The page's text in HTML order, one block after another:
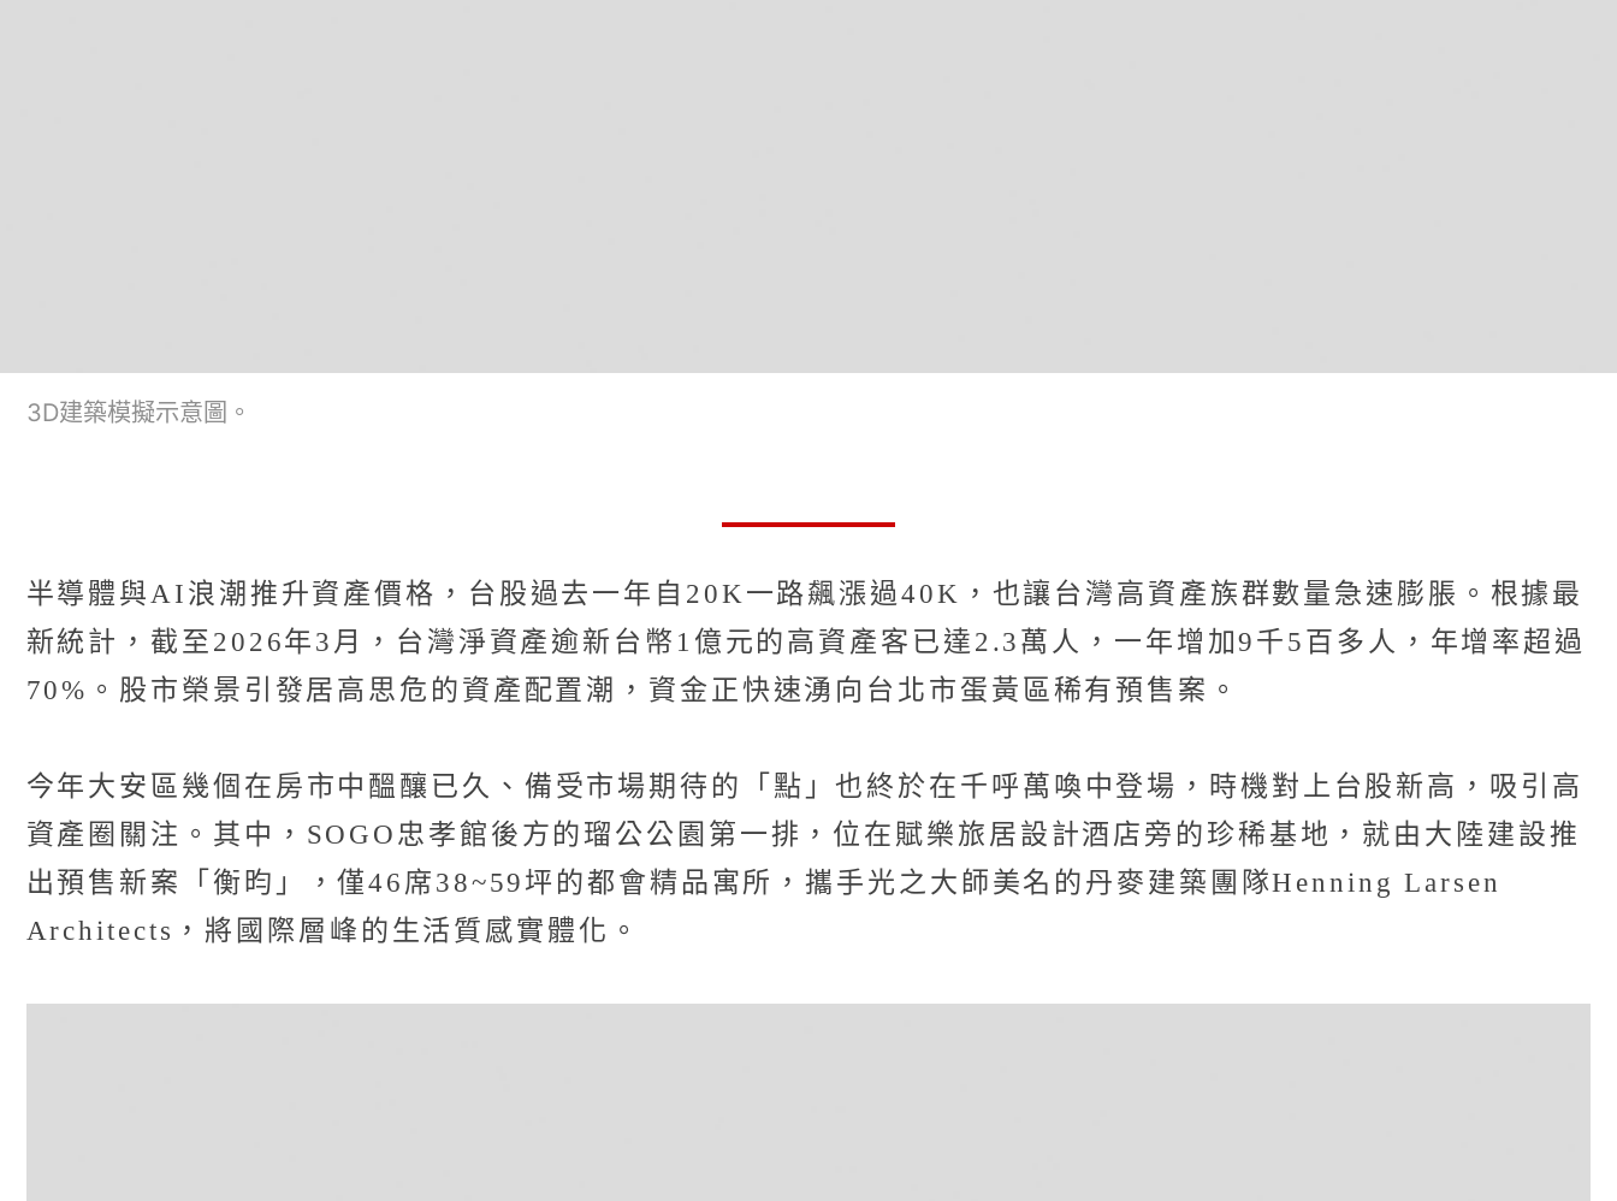
3D建築模擬示意圖。
半導體與AI浪潮推升資產價格，台股過去一年自20K一路飆漲過40K，也讓台灣高資產族群數量急速膨脹。根據最
新統計，截至2026年3月，台灣淨資產逾新台幣1億元的高資產客已達2.3萬人，一年增加9千5百多人，年增率超過
70%。股市榮景引發居高思危的資產配置潮，資金正快速湧向台北市蛋黃區稀有預售案。
今年大安區幾個在房市中醞釀已久、備受市場期待的「點」也終於在千呼萬喚中登場，時機對上台股新高，吸引高
資產圈關注。其中，SOGO忠孝館後方的瑠公公園第一排，位在賦樂旅居設計酒店旁的珍稀基地，就由大陸建設推
出預售新案「衡昀」，僅46席38~59坪的都會精品寓所，攜手光之大師美名的丹麥建築團隊Henning Larsen
Architects，將國際層峰的生活質感實體化。